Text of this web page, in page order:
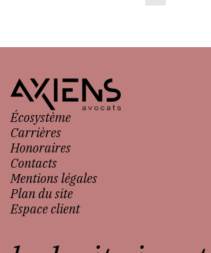
Écosystème
Carrières
Honoraires
Contacts
Mentions légales
Plan du site
Espace client